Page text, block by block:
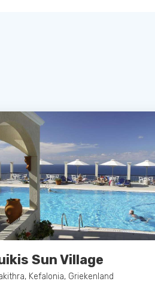
Sun Village
Kefalonia, Griekenland